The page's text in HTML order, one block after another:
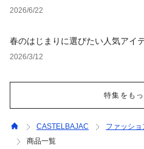
物
2026/6/22
春のはじまりに選びたい人気アイ
2026/3/12
特集をも
CASTELBAJAC ファッショ
商品一覧